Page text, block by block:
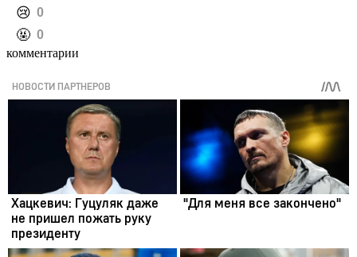
️😢 0
️🤬 0
комментарии